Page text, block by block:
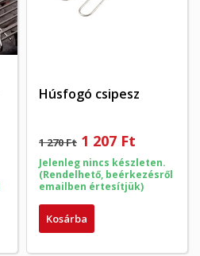
Húsfogó csipesz
1 270 Ft 1 207 Ft
Jelenleg nincs készleten.
(Rendelhető, beérkezésről
emailben értesítjük)
Kosárba